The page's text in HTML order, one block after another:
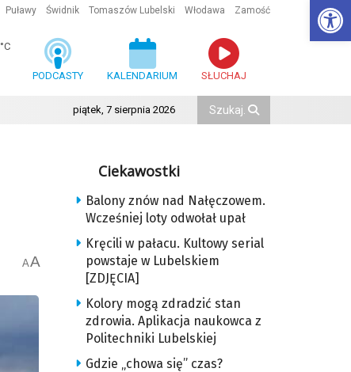
Puławy Świdnik Tomaszów Lubelski Włodawa Zamość
°C
PODCASTY KALENDARIUM SŁUCHAJ
piątek, 7 sierpnia 2026
AA
Ciekawostki
Balony znów nad Nałęczowem.
Wcześniej loty odwołał upał
Kręcili w pałacu. Kultowy serial
powstaje w Lubelskiem
[ZDJĘCIA]
Kolory mogą zdradzić stan
zdrowia. Aplikacja naukowca z
Politechniki Lubelskiej
Gdzie „chowa się” czas?